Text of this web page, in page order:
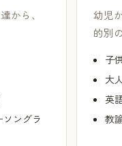
から、
ングラ
幼児
的別
子
大
英
教